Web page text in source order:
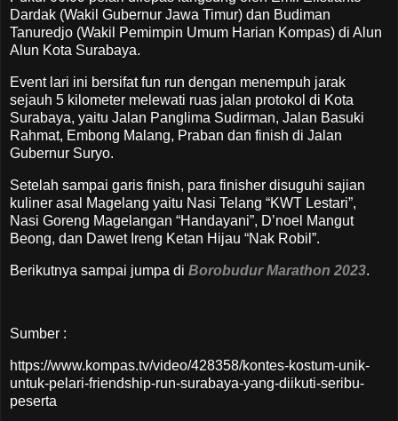
Dardak (Wakil Gubernur Jawa Timur) dan Budiman
Tanuredjo (Wakil Pemimpin Umum Harian Kompas) di Alun
Alun Kota Surabaya.
Event lari ini bersifat fun run dengan menempuh jarak
sejauh 5 kilometer melewati ruas jalan protokol di Kota
Surabaya, yaitu Jalan Panglima Sudirman, Jalan Basuki
Rahmat, Embong Malang, Praban dan finish di Jalan
Gubernur Suryo.
Setelah sampai garis finish, para finisher disuguhi sajian
kuliner asal Magelang yaitu Nasi Telang “KWT Lestari”,
Nasi Goreng Magelangan “Handayani”, D’noel Mangut
Beong, dan Dawet Ireng Ketan Hijau “Nak Robil”.
Berikutnya sampai jumpa di Borobudur Marathon 2023.
Sumber :
https://www.kompas.tv/video/428358/kontes-kostum-unik-
untuk-pelari-friendship-run-surabaya-yang-diikuti-seribu-
peserta